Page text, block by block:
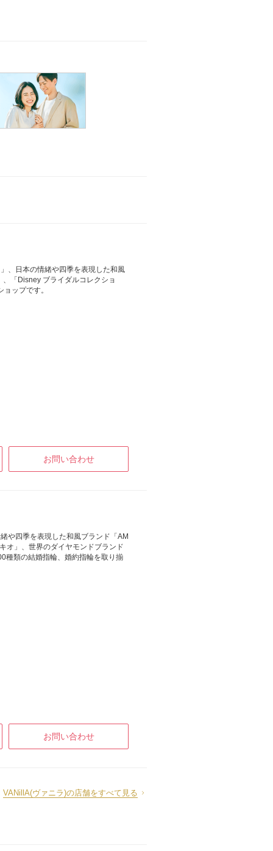
、日本の情緒や四季を表現した和風
「Disney ブライダルコレクショ
ップです。
お問い合わせ
や四季を表現した和風ブランド「AM
オ」、世界のダイヤモンドブランド
種類の結婚指輪、婚約指輪を取り揃
お問い合わせ
VANillA(ヴァニラ)の店舗をすべて見る